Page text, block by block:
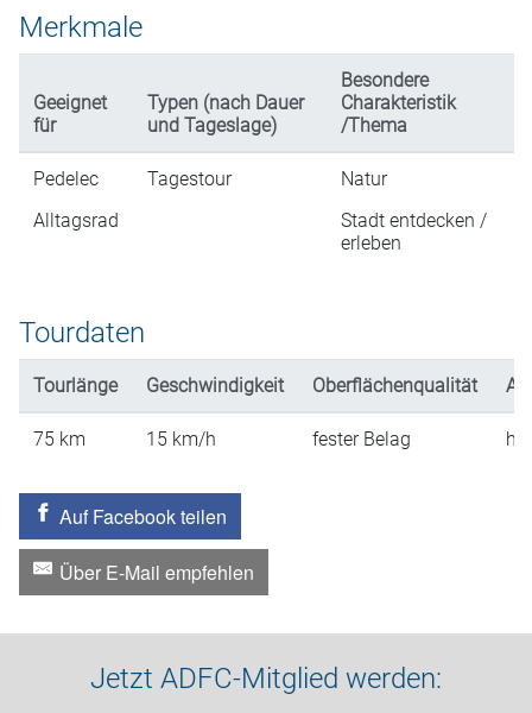
Merkmale
Geeignet
für
Typen (nach Dauer
und Tageslage)
Besondere
Charakteristik
/Thema
Pedelec
Alltagsrad
Tagestour
Natur
Stadt entdecken /
erleben
Tourdaten
Tourlänge Geschwindigkeit Oberflächenqualität
75 km 15 km/h fester Belag
Auf Facebook teilen
Über E-Mail empfehlen
Jetzt ADFC-Mitglied werden: